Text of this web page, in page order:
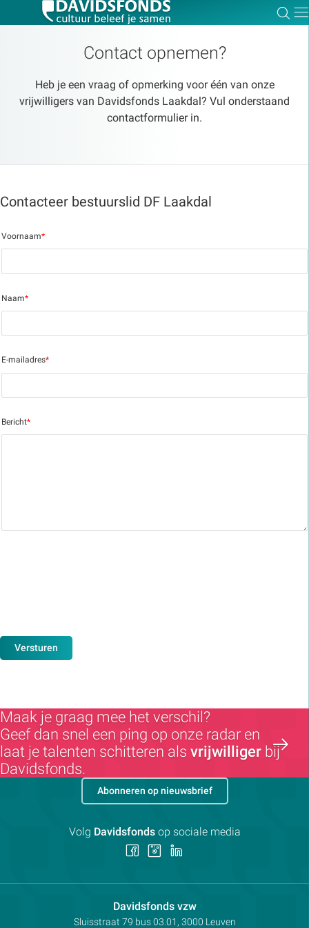
Contact opnemen?
Heb je een vraag of opmerking voor één van onze
vrijwilligers van Davidsfonds Laakdal? Vul onderstaand
contactformulier in.
Contacteer bestuurslid DF Laakdal
Voornaam*
Naam*
E-mailadres*
Bericht*
Versturen
Maak je graag mee het verschil?
Geef dan snel een ping op onze radar en
laat je talenten schitteren als vrijwilliger bij
Davidsfonds.
Davidsfonds vzwContactpersoon:
Adres:
Sluisstraat 79 bus 03.01, 3000 Leuven
Abonneren op nieuwsbrief
Volg Davidsfondsop sociale media
Volg Volg
Zoek: